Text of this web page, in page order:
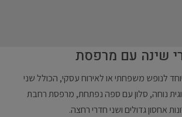
שינה עם מרפסת
לנופש משפחתי או לאירוח עסקי, הכולל שני
נוחה, סלון עם ספה נפתחת, מרפסת רחבת
אחסון גדולים ושני חדרי רחצה.